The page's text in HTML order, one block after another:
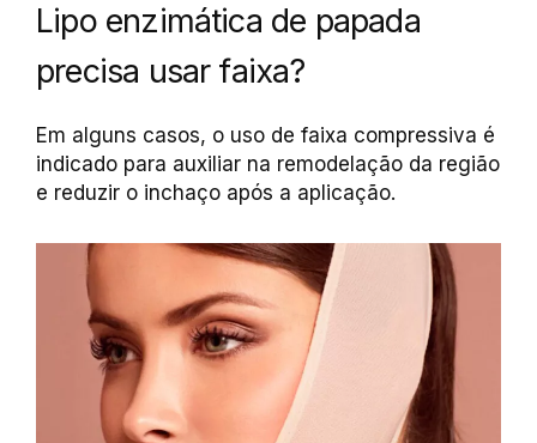
Lipo enzimática de papada
precisa usar faixa?
Em alguns casos, o uso de faixa compressiva é
indicado para auxiliar na remodelação da região
e reduzir o inchaço após a aplicação.